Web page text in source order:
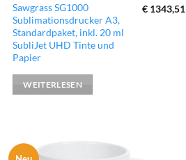
Sawgrass SG1000
Sublimationsdrucker A3,
Standardpaket, inkl. 20 ml
SubliJet UHD Tinte und
Papier
€1343,51
WEITERLESEN